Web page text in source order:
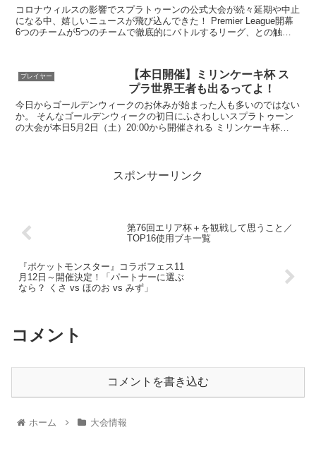
コロナウィルスの影響でスプラトゥーンの公式大会が続々延期や中止
になる中、嬉しいニュースが飛び込んできた！ Premier League開幕
6つのチームが5つのチームで徹底的にバトルするリーグ、との触れ
プレイヤー
【本日開催】ミリンケーキ杯 ス
プラ世界王者も出るってよ！
今日からゴールデンウィークのお休みが始まった人も多いのではない
か。 そんなゴールデンウィークの初日にふさわしいスプラトゥーン
の大会が本日5月2日（土）20:00から開催される ミリンケーキ杯
スポンサーリンク
第76回エリア杯＋を観戦して思うこと／
TOP16使用ブキ一覧
『ポケットモンスター』コラボフェス11
月12日～開催決定！「パートナーに選ぶ
なら？ くさ vs ほのお vs みず」
コメント
コメントを書き込む
ホーム 大会情報